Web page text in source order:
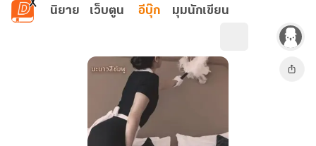
ข้ามไปยังเนื้อหาหลัก
นิยาย เว็บตูน อีบุ๊ก มุมนักเขียน